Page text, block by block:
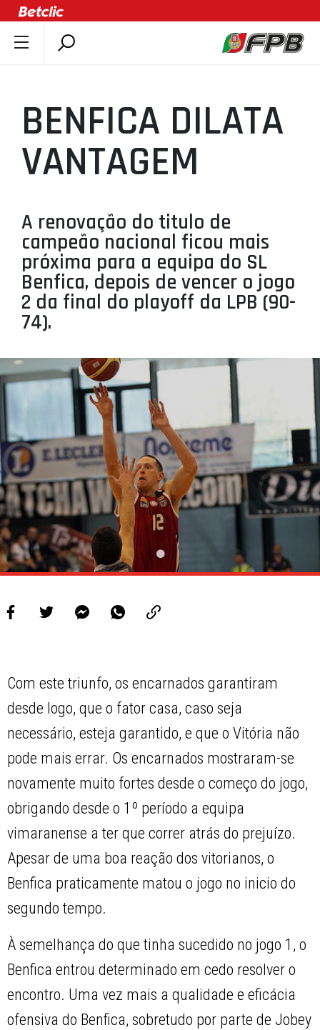
ÚLTIMAS
COMPETIÇÕES
ASSOCIAÇÕES
AGENTES
AGENDA
SELEÇÕES
MINIBASQUETE
ÁREA TÉCNICA
LIGA BETCLIC MASCULINA
LIGA BETCLIC FEMININA
BENFICA DILATA
VANTAGEM
A renovação do titulo de
campeão nacional ficou mais
próxima para a equipa do SL
Benfica, depois de vencer o jogo
2 da final do playoff da LPB (90-
74).
Com este triunfo, os encarnados garantiram
desde logo, que o fator casa, caso seja
necessário, esteja garantido, e que o Vitória não
pode mais errar. Os encarnados mostraram-se
novamente muito fortes desde o começo do jogo,
obrigando desde o 1º período a equipa
vimaranense a ter que correr atrás do prejuízo.
Apesar de uma boa reação dos vitorianos, o
Benfica praticamente matou o jogo no inicio do
segundo tempo.
À semelhança do que tinha sucedido no jogo 1, o
Benfica entrou determinado em cedo resolver o
encontro. Uma vez mais a qualidade e eficácia
ofensiva do Benfica, sobretudo por parte de Jobey